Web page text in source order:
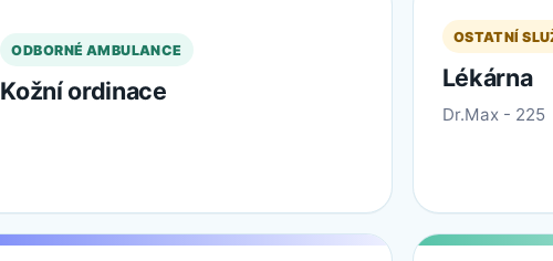
ODBORNÉ AMBULANCE
Kožní ordinace
OSTATNÍ
Lékárna
Dr.Max - 225